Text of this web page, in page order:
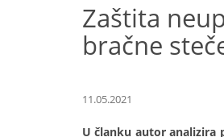
Zaštita
bračne
11.05.2021
U članku autor analizira